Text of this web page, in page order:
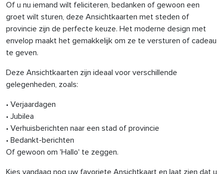
Of u nu iemand wilt feliciteren, bedanken of gewoon een
groet wilt sturen, deze Ansichtkaarten met steden of
provincie zijn de perfecte keuze. Het moderne design met
envelop maakt het gemakkelijk om ze te versturen of cadeau
te geven.
Deze Ansichtkaarten zijn ideaal voor verschillende
gelegenheden, zoals:
• Verjaardagen
• Jubilea
• Verhuisberichten naar een stad of provincie
• Bedankt-berichten
Of gewoon om 'Hallo' te zeggen.
Kies vandaag nog uw favoriete Ansichtkaart en laat zien dat u